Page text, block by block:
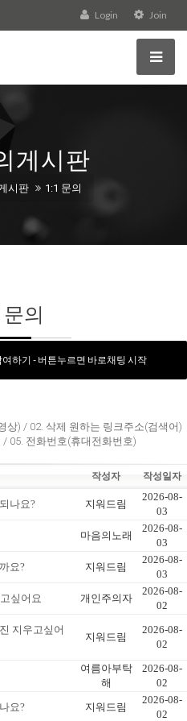
Login Join
게시판
시판 1:1 문의
의
하기 - 버튼누르면 바로채팅 시작
상) / 02. 삭제 원하는 링크주소(검색어)
05. 전화번호(휴대전화번호)
작성자 작성일자
나요? 지워드림
2026-08-
03
마음의노래
2026-08-
03
요? 지워드림
2026-08-
03
싶어요 개인주의자
2026-08-
02
지우고싶어
지워드림
2026-08-
02
여름아부탁
해
2026-08-
02
요? 지워드림
2026-08-
02